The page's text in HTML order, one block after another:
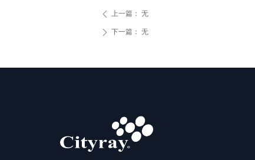
ꄴ 上一篇： 无
ꄲ 下一篇： 无